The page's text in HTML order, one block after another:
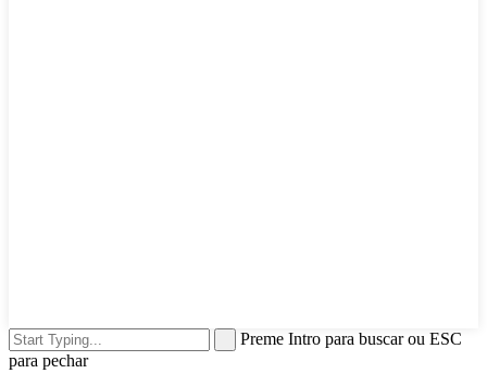
Preme Intro para buscar ou ESC
para pechar